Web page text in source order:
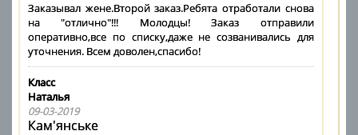
Заказывал жене.Второй заказ.Ребята отработали снова
на "отлично"!!! Молодцы! Заказ отправили
оперативно,все по списку,даже не созванивались для
уточнения. Всем доволен,спасибо!
Класс
Наталья
09-03-2019
Кам'янське